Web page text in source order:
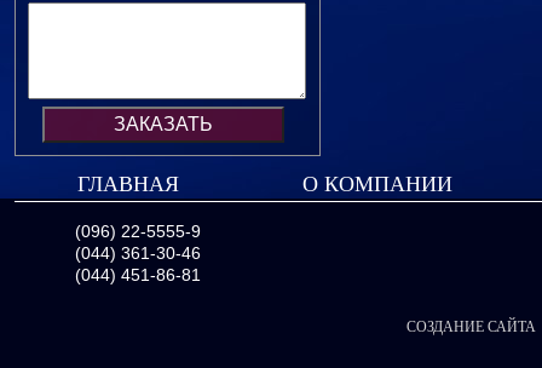
ГЛАВНАЯ О КОМПАНИИ
(096) 22-5555-9
(044) 361-30-46
(044) 451-86-81
СОЗДАНИЕ САЙТА